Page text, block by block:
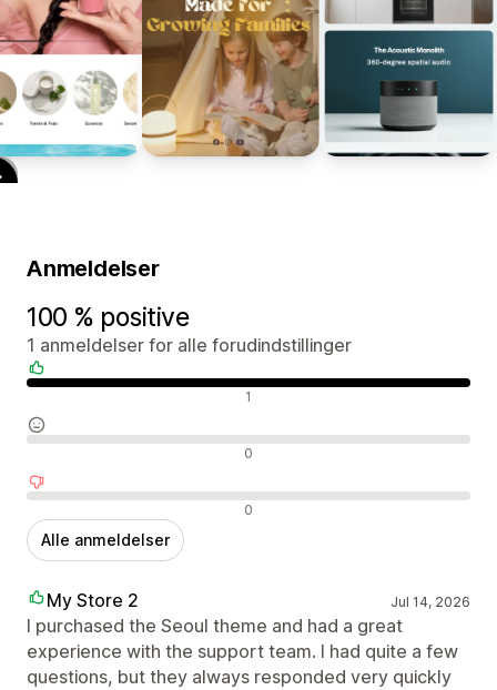
Anmeldelser
100 % positive
1 anmeldelser for alle forudindstillinger
1
0
0
Alle anmeldelser
My Store 2 Jul 14, 2026
I purchased the Seoul theme and had a great
experience with the support team. I had quite a few
questions, but they always responded very quickly